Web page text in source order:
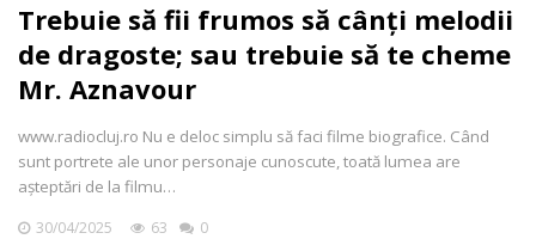
Trebuie să fii frumos să cânți melodii
de dragoste; sau trebuie să te cheme
Mr. Aznavour
www.radiocluj.ro Nu e deloc simplu să faci filme biografice. Când
sunt portrete ale unor personaje cunoscute, toată lumea are
așteptări de la filmu…
30/04/2025 63 0